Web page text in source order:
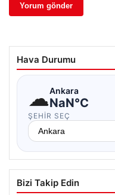
Hava Durumu
☁Ankara
NaN°C
ŞEHIR SEÇ
Bizi Takip Edin